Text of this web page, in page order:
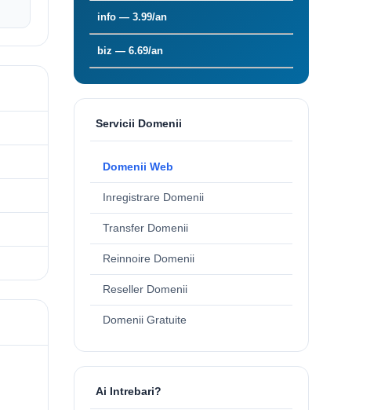
info — 3.99/an
biz — 6.69/an
Servicii Domenii
Domenii Web
Inregistrare Domenii
Transfer Domenii
Reinnoire Domenii
Reseller Domenii
Domenii Gratuite
Ai Intrebari?